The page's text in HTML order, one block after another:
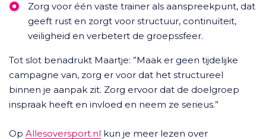
Zorg voor één vaste trainer als aanspreekpunt, dat
geeft rust en zorgt voor structuur, continuïteit,
veiligheid en verbetert de groepssfeer.
Tot slot benadrukt Maartje: ”Maak er geen tijdelijke
campagne van, zorg er voor dat het structureel
binnen je aanpak zit. Zorg ervoor dat de doelgroep
inspraak heeft en invloed en neem ze serieus.”
Op Allesoversport.nl kun je meer lezen over